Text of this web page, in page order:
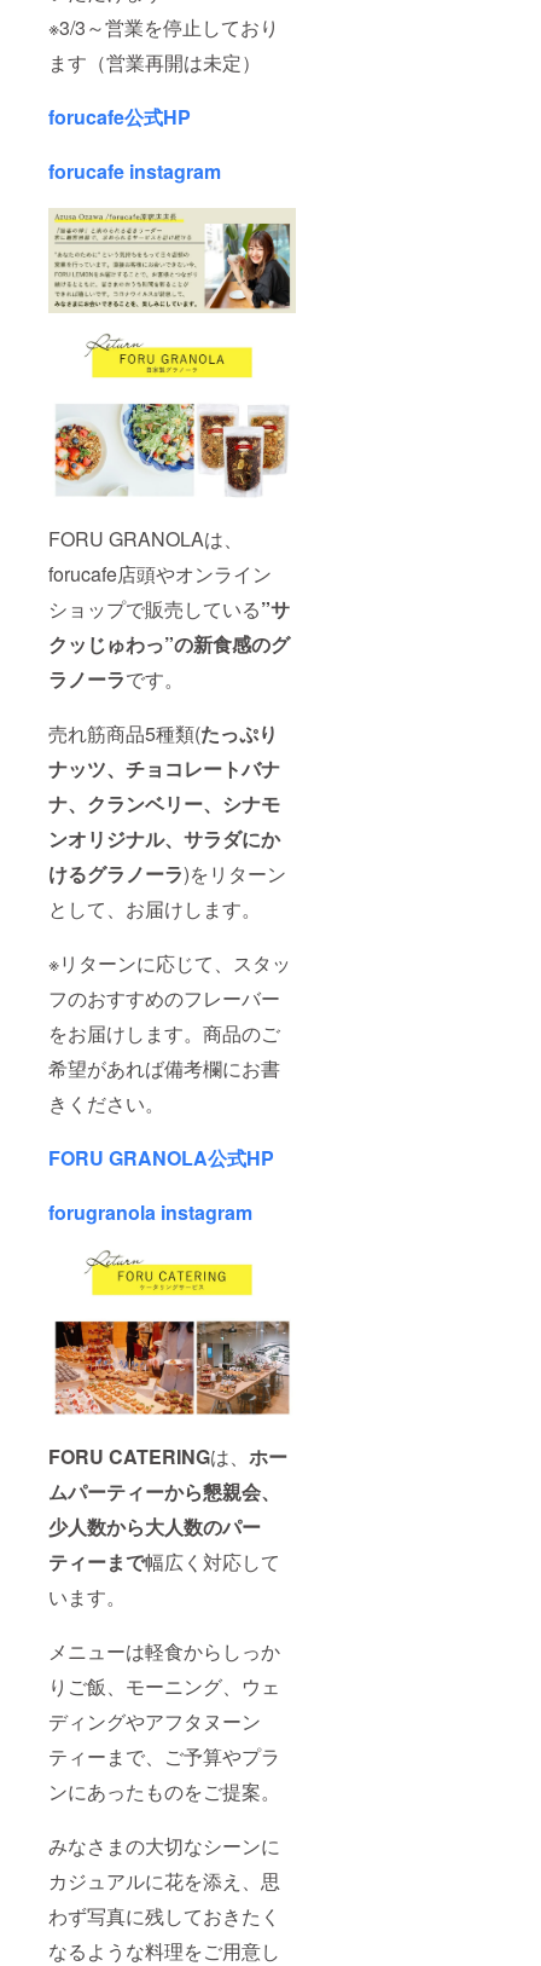
※3/3～営業を停止しており
ます（営業再開は未定）
forucafe公式HP
forucafe instagram
FORU GRANOLAは、
forucafe店頭やオンライン
ショップで販売している”サ
クッじゅわっ”の新食感のグ
ラノーラです。
売れ筋商品5種類(たっぷり
ナッツ、チョコレートバナ
ナ、クランベリー、シナモ
ンオリジナル、サラダにか
けるグラノーラ)をリターン
として、お届けします。
※リターンに応じて、スタッ
フのおすすめのフレーバー
をお届けします。商品のご
希望があれば備考欄にお書
きください。
FORU GRANOLA公式HP
forugranola instagram
FORU CATERINGは、 ホー
ムパーティーから懇親会、
少人数から大人数のパー
ティーまで幅広く対応して
います。
メニューは軽食からしっか
りご飯、モーニング、ウェ
ディングやアフタヌーン
ティーまで、ご予算やプラ
ンにあったものをご提案。
みなさまの大切なシーンに
カジュアルに花を添え、思
わず写真に残しておきたく
なるような料理をご用意し